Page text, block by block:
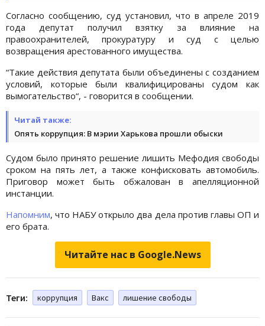
Согласно сообщению, суд установил, что в апреле 2019
года депутат получил взятку за влияние на
правоохранителей, прокуратуру и суд с целью
возвращения арестованного имущества.
“Такие действия депутата были объединены с созданием
условий, которые были квалифицированы судом как
вымогательство“, - говорится в сообщении.
Читай также:
Опять коррупция: В мэрии Харькова прошли обыски
Судом было принято решение лишить Мефодия свободы
сроком на пять лет, а также конфисковать автомобиль.
Приговор может быть обжалован в апелляционной
инстанции.
Напомним, что НАБУ открыло два дела против главы ОП и
его брата.
Читайте нас в Google.News
Теги: коррупция Вакс лишение свободы